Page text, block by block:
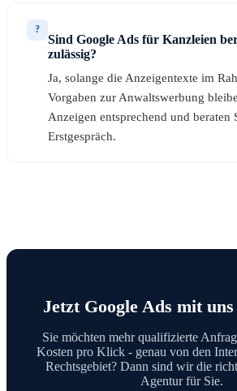
?
Sind Google Ads für Kanzleien
zulässig?
Ja, solange die Anzeigentexte im
Vorgaben zur Anwaltswerbung
Anzeigen entsprechend und beraten
Erstgespräch.
Jetzt Google Ads mit
Sie möchten mehr qualifizierte
Kosten pro Klick - genau von den
Rechtsgebiet? Dann sind wir die
Agentur für Sie.